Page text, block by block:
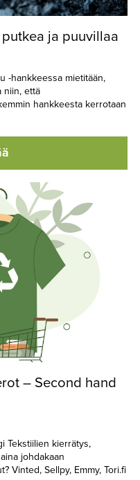
ja puuvillaa
-hankkeessa mietitään,
niin, että
hankkeesta kerrotaan
– Second hand
Tekstiilien kierrätys,
johdakaan
Vinted, Sellpy, Emmy, Tori.fi